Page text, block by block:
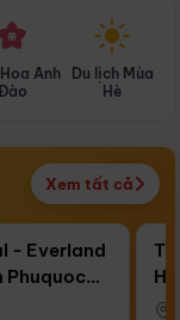
Anh
Du lịch Mùa
Hè
Xem tất cả
Điểm nổi bật
- Everland
Phuquoc